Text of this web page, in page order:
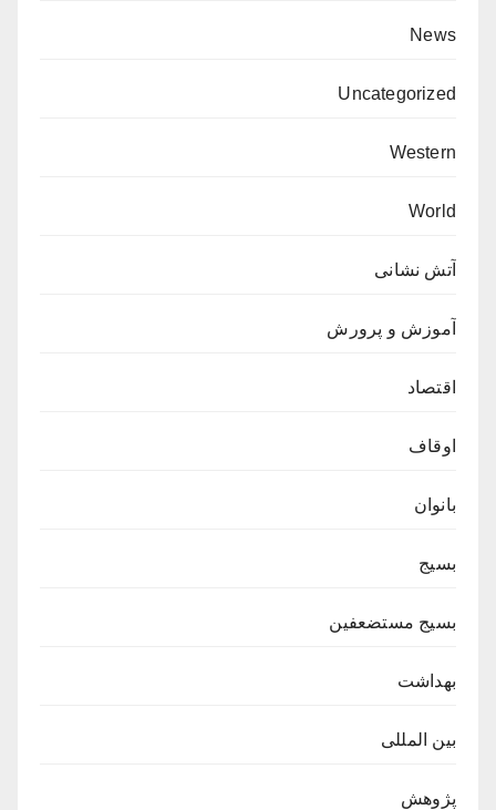
News
Uncategorized
Western
World
آتش نشانی
آموزش و پرورش
اقتصاد
اوقاف
بانوان
بسیج
بسیج مستضعفین
بهداشت
بین المللی
پژوهش